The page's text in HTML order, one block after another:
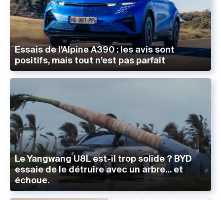
Essais de l’Alpine A390 : les avis sont
positifs, mais tout n’est pas parfait
Le Yangwang U8L est-il trop solide ? BYD
essaie de le détruire avec un arbre… et
échoue.